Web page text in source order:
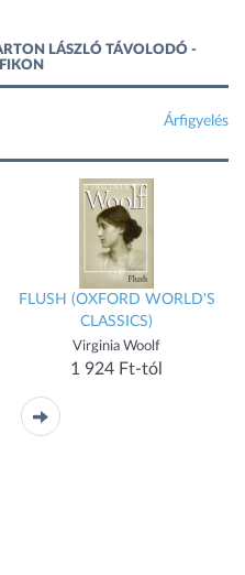
LÁSZLÓ TÁVOLODÓ -
Árfigyelés
FLUSH (OXFORD WORLD'S
CLASSICS)
Virginia Woolf
1 924 Ft-tól